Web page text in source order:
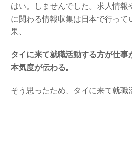
はい。しませんでした。求人情報
に関わる情報収集は日本で行って
果、
タイに来て就職活動する方が仕事
本気度が伝わる。
そう思ったため、タイに来て就職